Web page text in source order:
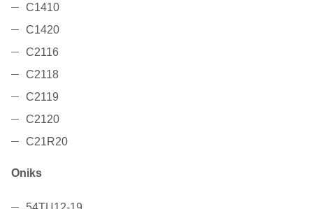
C1410
C1420
C2116
C2118
C2119
C2120
C21R20
Oniks